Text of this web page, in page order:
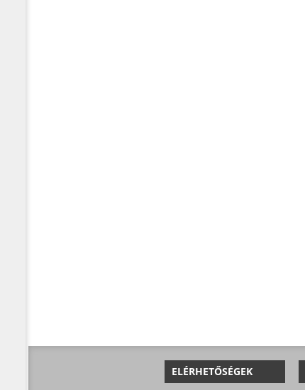
ELÉRHETŐSÉGEK